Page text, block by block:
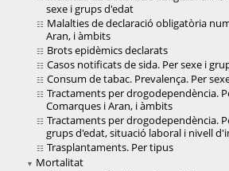
sexe i grups d'edat
Malalties de declaració obligatòria
Aran, i àmbits
Brots epidèmics declarats
Casos notificats de sida. Per sexe i
Consum de tabac. Prevalença. Per
Tractaments per drogodependència.
Comarques i Aran, i àmbits
Tractaments per drogodependència.
grups d'edat, situació laboral i nivell
Trasplantaments. Per tipus
Mortalitat